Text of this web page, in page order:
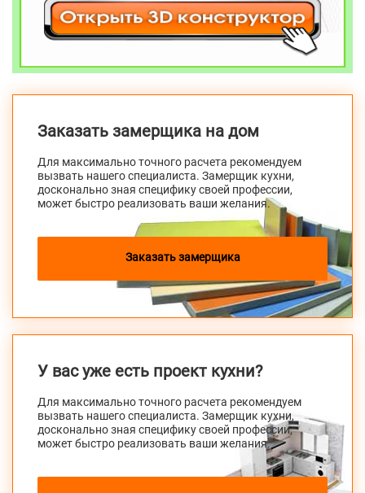
Заказать замерщика на дом
Для максимально точного расчета рекомендуем
вызвать нашего специалиста. Замерщик кухни,
досконально зная специфику своей профессии,
может быстро реализовать ваши желания.
Заказать замерщика
У вас уже есть проект кухни?
Для максимально точного расчета рекомендуем
вызвать нашего специалиста. Замерщик кухни,
досконально зная специфику своей профессии,
может быстро реализовать ваши желания.